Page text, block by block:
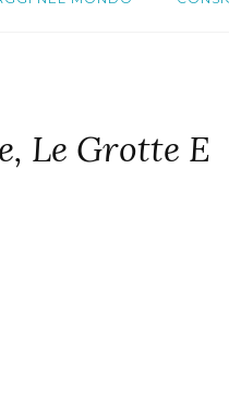
Le Grotte E